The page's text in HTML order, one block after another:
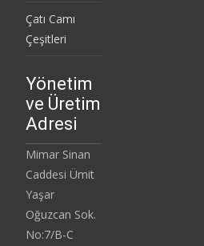
Çatı Camı
Çeşitleri
Yönetim
ve Üretim
Adresi
Mimar Sinan
Caddesi Ümit
Yaşar
Oğuzcan Sok.
No:7/B-C